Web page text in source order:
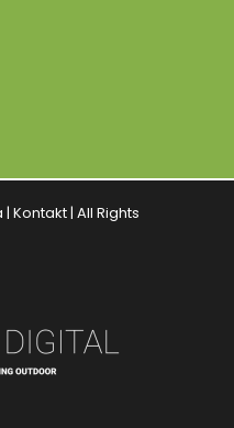
| Kontakt| All Rights